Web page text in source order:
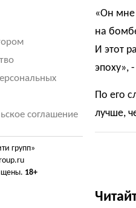
соглашение
групп»
18+
«Он мне
на
И этот
эпоху»,
По его
лучше,